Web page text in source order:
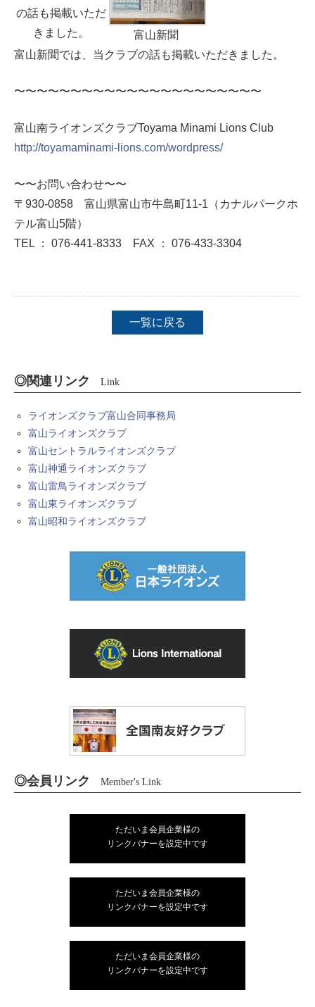
の話も掲載いただ
きました。
富山新聞
富山新聞では、当クラブの話も掲載いただきました。
〜〜〜〜〜〜〜〜〜〜〜〜〜〜〜〜〜〜〜〜〜〜
富山南ライオンズクラブToyama Minami Lions Club
http://toyamaminami-lions.com/wordpress/
〜〜お問い合わせ〜〜
〒930-0858 富山県富山市牛島町11-1（カナルパークホ
テル富山5階）
TEL ： 076-441-8333 FAX ： 076-433-3304
一覧に戻る
◎関連リンク Link
ライオンズクラブ富山合同事務局
富山ライオンズクラブ
富山セントラルライオンズクラブ
富山神通ライオンズクラブ
富山雷鳥ライオンズクラブ
富山東ライオンズクラブ
富山昭和ライオンズクラブ
◎会員リンク Member's Link
ただいま会員企業様の
リンクバナーを設定中です
ただいま会員企業様の
リンクバナーを設定中です
ただいま会員企業様の
リンクバナーを設定中です